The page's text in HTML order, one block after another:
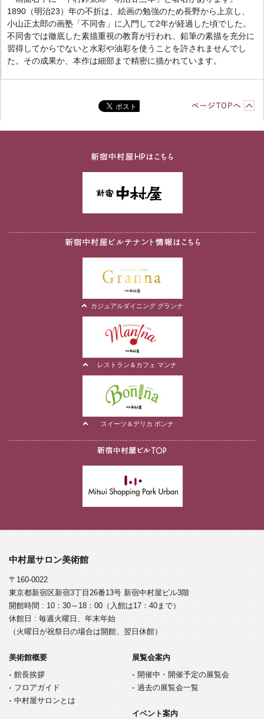
1890（明治23）年の不折は、絵画の勉強のため長野から上京し、
小山正太郎の画塾「不同舎」に入門して2年が経過した頃でした。
不同舎では徹底した素描重視の教育が行われ、鉛筆の素描を充分に
習得してからでないと水彩や油彩を使うことを許されませんでし
た。その成果か、本作は細部まで精密に描かれています。
カジュアルダイニング グランナ
レストラン＆カフェ マンナ
スイーツ＆デリカ ボンナ
中村屋サロン美術館
〒160-0022
東京都新宿区新宿3丁目26番13号 新宿中村屋ビル3階
開館時間 : 10：30～18：00（入館は17：40まで）
休館日 : 毎週火曜日、年末年始
（火曜日が祝祭日の場合は開館、翌日休館）
美術館概要
館長挨拶
フロアガイド
中村屋サロンとは
展覧会案内
開催中・開催予定の展覧会
過去の展覧会一覧
イベント案内